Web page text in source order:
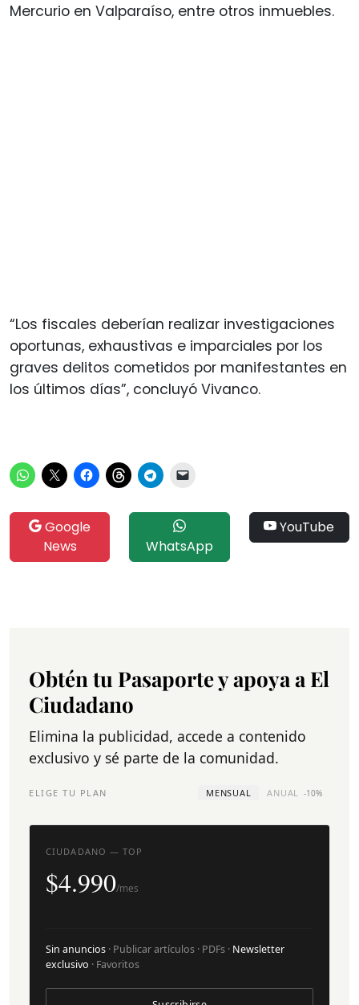
Mercurio en Valparaíso, entre otros inmuebles.
“Los fiscales deberían realizar investigaciones
oportunas, exhaustivas e imparciales por los
graves delitos cometidos por manifestantes en
los últimos días”, concluyó Vivanco.
Google
News
WhatsApp
YouTube
Obtén tu Pasaporte y apoya a El
Ciudadano
Elimina la publicidad, accede a contenido
exclusivo y sé parte de la comunidad.
ELIGE TU PLAN MENSUAL ANUAL -10%
CIUDADANO — TOP
$4.990/mes
Sin anuncios · Publicar artículos · PDFs · Newsletter
exclusivo · Favoritos